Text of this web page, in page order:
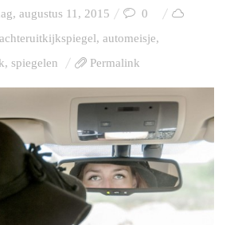
augustus 11, 2015
0
achteruitkijkspiegel, automeisje,
, spiegelen Permalink